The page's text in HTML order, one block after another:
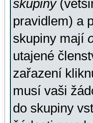
skupiny
pravidlem) a
skupiny mají
utajené
zařazení
musí vaši
do skupiny